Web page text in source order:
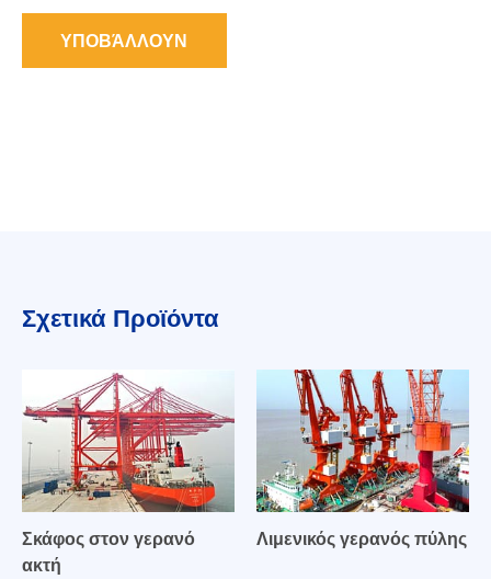
ΥΠΟΒΆΛΛΟΥΝ
Σχετικά Προϊόντα
Σκάφος στον γερανό
ακτή
Λιμενικός γερανός πύλης